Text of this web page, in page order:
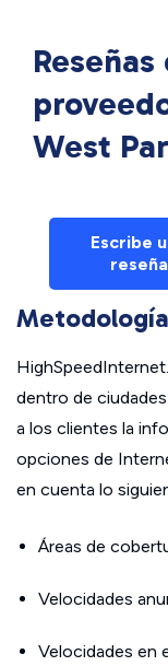
West
Escribe
reseña
Metodología
dentro de
a los clientes la
opciones de
en cuenta lo
Áreas de
Velocidades
Velocidades en